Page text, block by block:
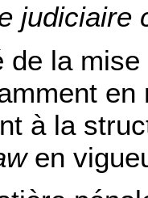
judiciaire
de la
à la
en